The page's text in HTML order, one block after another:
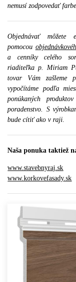
nemusí zodpovedať
Objednávať
pomocou
a cenníky celého
riaditeľka p. Miriam
tovar Vám zašleme
vypočítáme podľa
ponúkaných
poradenstvo. S
bude cítiť ako v raji.
Naša ponuka taktiež
www.stavebnyraj.sk
www.korkovefasady.sk